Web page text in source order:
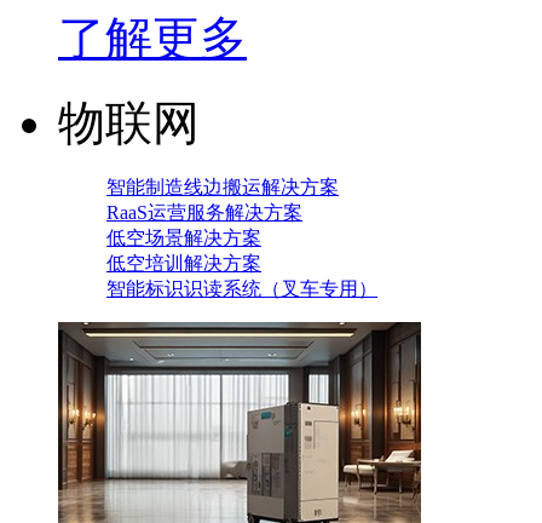
了解更多
物联网
智能制造线边搬运解决方案
RaaS运营服务解决方案
低空场景解决方案
低空培训解决方案
智能标识识读系统（叉车专用）